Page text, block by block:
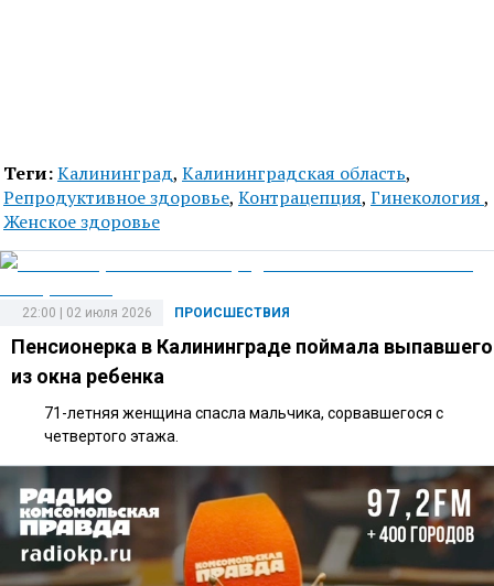
Теги:Калининград, Калининградская область,
Репродуктивное здоровье, Контрацепция, Гинекология,
Женское здоровье
ПРОИСШЕСТВИЯ
22:00 | 02 июля 2026
Пенсионерка в Калининграде поймала выпавшего
из окна ребенка
71-летняя женщина спасла мальчика, сорвавшегося с
четвертого этажа.